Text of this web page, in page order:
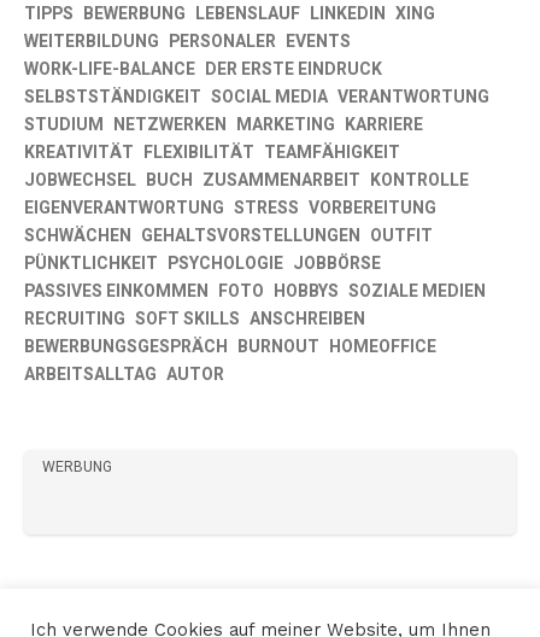
TIPPS BEWERBUNG LEBENSLAUF LINKEDIN XING
WEITERBILDUNG PERSONALER EVENTS
WORK-LIFE-BALANCE DER ERSTE EINDRUCK
SELBSTSTÄNDIGKEIT SOCIAL MEDIA VERANTWORTUNG
STUDIUM NETZWERKEN MARKETING KARRIERE
KREATIVITÄT FLEXIBILITÄT TEAMFÄHIGKEIT
JOBWECHSEL BUCH ZUSAMMENARBEIT KONTROLLE
EIGENVERANTWORTUNG STRESS VORBEREITUNG
SCHWÄCHEN GEHALTSVORSTELLUNGEN OUTFIT
PÜNKTLICHKEIT PSYCHOLOGIE JOBBÖRSE
PASSIVES EINKOMMEN FOTO HOBBYS SOZIALE MEDIEN
RECRUITING SOFT SKILLS ANSCHREIBEN
BEWERBUNGSGESPRÄCH BURNOUT HOMEOFFICE
ARBEITSALLTAG AUTOR
WERBUNG
Ich verwende Cookies auf meiner Website, um Ihnen